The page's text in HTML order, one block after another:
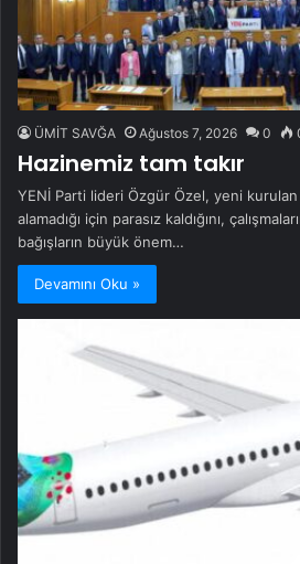
ÜMİT SAVĞA Ağustos 7, 2026 0
Hazinemiz tam takır
YENİ Parti lideri Özgür Özel, yeni kurulan
alamadığı için parasız kaldığını,
bağışların büyük önem…
Devamını Oku »